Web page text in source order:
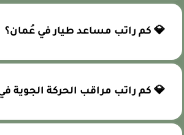
💎 كم راتب مساعد طيار في عُمان؟
💎 كم راتب مراقب الحركة الجوية في